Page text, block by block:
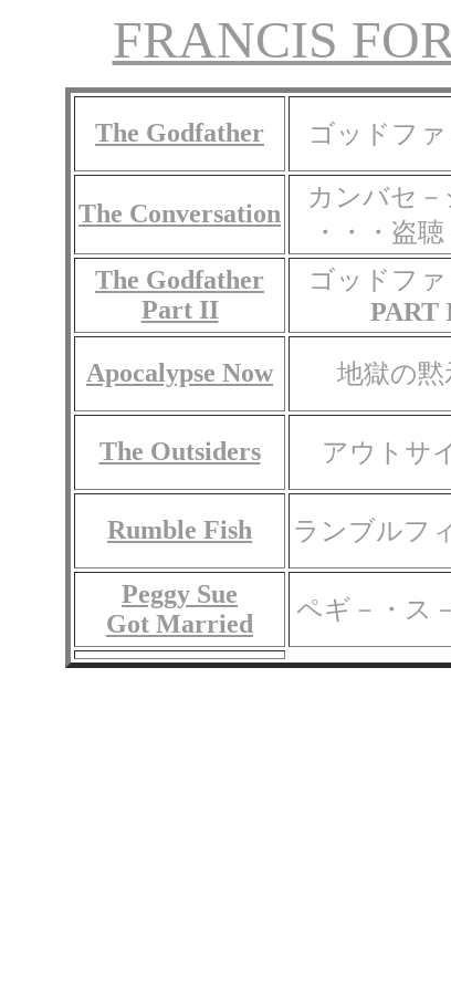
FRANCIS
The Godfather ゴッドファ
The Conversation
カンバセ－
・・・盗聴
The Godfather
Part II
ゴッドファ
PART
Apocalypse Now 地獄の黙
The Outsiders アウトサ
Rumble Fish ランブルフ
Peggy Sue
Got Married
ペギ－・ス